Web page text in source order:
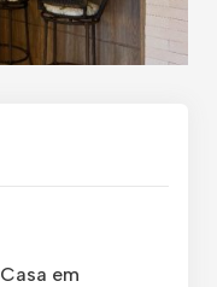
Casa em